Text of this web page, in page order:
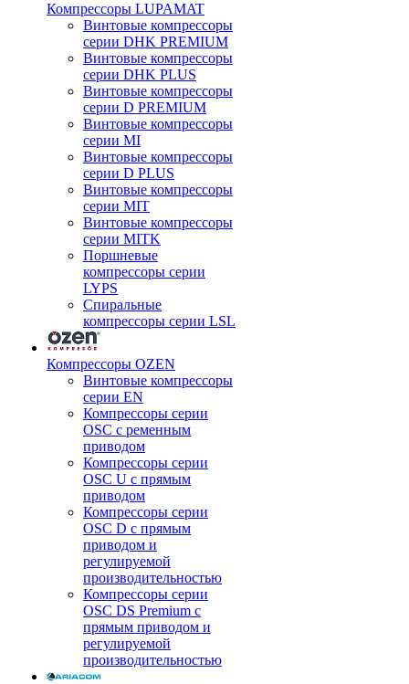
Компрессоры LUPAMAT
Винтовые компрессоры
серии DHK PREMIUM
Винтовые компрессоры
серии DHK PLUS
Винтовые компрессоры
серии D PREMIUM
Винтовые компрессоры
серии MI
Винтовые компрессоры
серии D PLUS
Винтовые компрессоры
серии MIT
Винтовые компрессоры
серии MITK
Поршневые
компрессоры серии
LYPS
Спиральные
компрессоры серии LSL
Компрессоры OZEN
Винтовые компрессоры
серии EN
Компрессоры серии
OSC с ременным
приводом
Компрессоры серии
OSC U с прямым
приводом
Компрессоры серии
OSC D с прямым
приводом и
регулируемой
производительностью
Компрессоры серии
OSC DS Premium с
прямым приводом и
регулируемой
производительностью